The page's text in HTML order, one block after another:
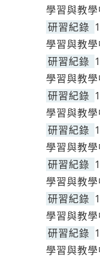
學習與教
研習紀錄
學習與教
研習紀錄
學習與教
研習紀錄
學習與教
研習紀錄
學習與教
研習紀錄
學習與教
研習紀錄
學習與教
研習紀錄
學習與教